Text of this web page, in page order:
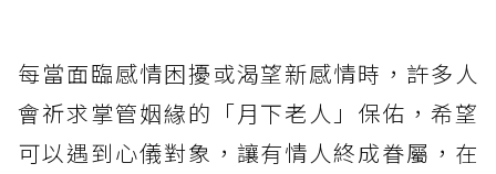
每當面臨感情困擾或渴望新感情時，許多人
會祈求掌管姻緣的「月下老人」保佑，希望
可以遇到心儀對象，讓有情人終成眷屬，在